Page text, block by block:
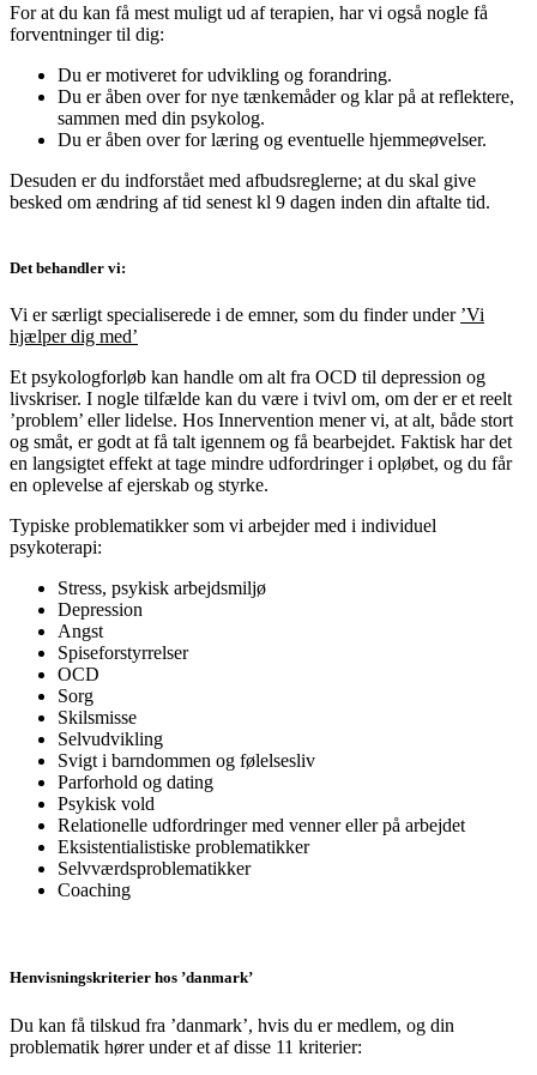
For at du kan få mest muligt ud af terapien, har vi også nogle få
forventninger til dig:
Du er motiveret for udvikling og forandring.
Du er åben over for nye tænkemåder og klar på at reflektere,
sammen med din psykolog.
Du er åben over for læring og eventuelle hjemmeøvelser.
Desuden er du indforstået med afbudsreglerne; at du skal give
besked om ændring af tid senest kl 9 dagen inden din aftalte tid.
Det behandler vi:
Vi er særligt specialiserede i de emner, som du finder under ’Vi
hjælper dig med’
Et psykologforløb kan handle om alt fra OCD til depression og
livskriser. I nogle tilfælde kan du være i tvivl om, om der er et reelt
’problem’ eller lidelse. Hos Innervention mener vi, at alt, både stort
og småt, er godt at få talt igennem og få bearbejdet. Faktisk har det
en langsigtet effekt at tage mindre udfordringer i opløbet, og du får
en oplevelse af ejerskab og styrke.
Typiske problematikker som vi arbejder med i individuel
psykoterapi:
Stress, psykisk arbejdsmiljø
Depression
Angst
Spiseforstyrrelser
OCD
Sorg
Skilsmisse
Selvudvikling
Svigt i barndommen og følelsesliv
Parforhold og dating
Psykisk vold
Relationelle udfordringer med venner eller på arbejdet
Eksistentialistiske problematikker
Selvværdsproblematikker
Coaching
Henvisningskriterier hos ’danmark’
Du kan få tilskud fra ’danmark’, hvis du er medlem, og din
problematik hører under et af disse 11 kriterier: